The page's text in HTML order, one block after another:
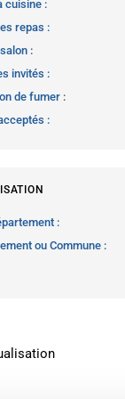
cuisine
repas
invités
de fumer
ou Commune